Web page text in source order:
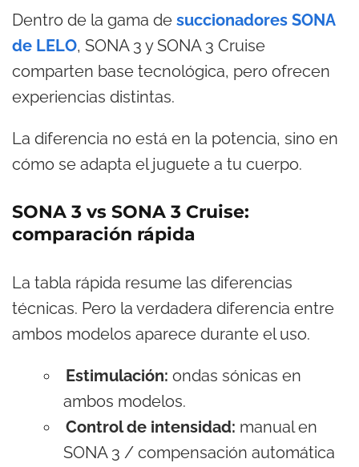
Dentro de la gama de succionadores SONA
de LELO, SONA 3 y SONA 3 Cruise
comparten base tecnológica, pero ofrecen
experiencias distintas.
La diferencia no está en la potencia, sino en
cómo se adapta el juguete a tu cuerpo.
SONA 3 vs SONA 3 Cruise:
comparación rápida
La tabla rápida resume las diferencias
técnicas. Pero la verdadera diferencia entre
ambos modelos aparece durante el uso.
Estimulación: ondas sónicas en
ambos modelos.
Control de intensidad: manual en
SONA 3 / compensación automática